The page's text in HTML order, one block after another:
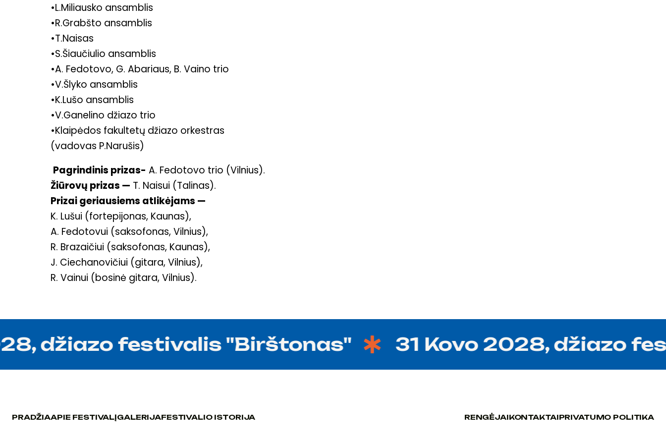
•L.Miliausko ansamblis
•R.Grabšto ansamblis
•T.Naisas
•S.Šiaučiulio ansamblis
•A. Fedotovo, G. Abariaus, B. Vaino trio
•V.Šlyko ansamblis
•K.Lušo ansamblis
•V.Ganelino džiazo trio
•Klaipėdos fakultetų džiazo orkestras
(vadovas P.Narušis)
Pagrindinis prizas- A. Fedotovo trio (Vilnius).
Žiūrovų prizas — T. Naisui (Talinas).
Prizai geriausiems atlikėjams —
K. Lušui (fortepijonas, Kaunas),
A. Fedotovui (saksofonas, Vilnius),
R. Brazaičiui (saksofonas, Kaunas),
J. Ciechanovičiui (gitara, Vilnius),
R. Vainui (bosinė gitara, Vilnius).
džiazo festivalis "Birštonas" 31 Kovo 2028, džiazo
PRADŽIAAPIE FESTIVALĮGALERIJAFESTIVALIO ISTORIJA
RENGĖJAIKONTAKTAIPRIVATUMO POLITIKA